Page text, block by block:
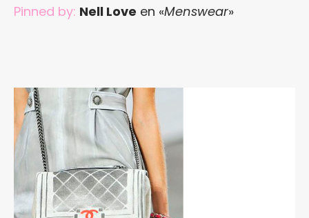
Pinned by: Nell Love en «Menswear»